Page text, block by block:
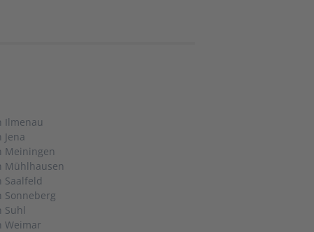
Ilmenau
Jena
Meiningen
Mühlhausen
Saalfeld
Sonneberg
Suhl
Weimar